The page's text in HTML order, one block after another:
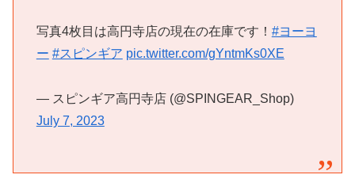
写真4枚目は高円寺店の現在の在庫です！ #ヨーヨ
ー #スピンギア pic.twitter.com/gYntmKs0XE
— スピンギア高円寺店 (@SPINGEAR_Shop)
July 7, 2023